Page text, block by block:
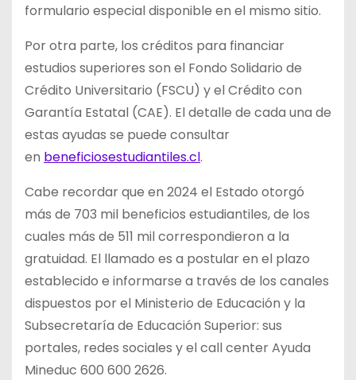
formulario especial disponible en el mismo sitio.
Por otra parte, los créditos para financiar
estudios superiores son el Fondo Solidario de
Crédito Universitario (FSCU) y el Crédito con
Garantía Estatal (CAE). El detalle de cada una de
estas ayudas se puede consultar
en beneficiosestudiantiles.cl.
Cabe recordar que en 2024 el Estado otorgó
más de 703 mil beneficios estudiantiles, de los
cuales más de 511 mil correspondieron a la
gratuidad. El llamado es a postular en el plazo
establecido e informarse a través de los canales
dispuestos por el Ministerio de Educación y la
Subsecretaría de Educación Superior: sus
portales, redes sociales y el call center Ayuda
Mineduc 600 600 2626.